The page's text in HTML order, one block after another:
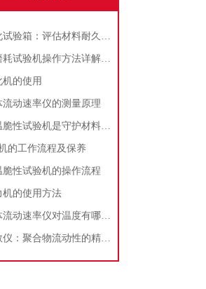
橡胶老化试验箱：评估材料耐久性的关键工具
阿克隆磨耗试验机操作方法详解：确保橡胶耐磨性能准确评估
的使用
流动速率仪的测量原理
塑料低温脆性试验机是守护材料低温性能的“冷峻哨兵”
的工作流程及保养
脆性试验机的操作流程
机的使用方法
使用熔体流动速率仪对温度有哪些要求
熔体指数仪：聚合物流动性的精准量测与工业应用